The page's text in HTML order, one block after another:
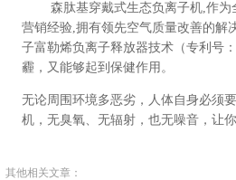
森肽基穿戴式生态负离子机,作为
营销经验,拥有领先空气质量改善的解
子富勒烯负离子释放器技术（专利号：
霾，又能够起到保健作用。
无论周围环境多恶劣，人体自身必须
机 ，无臭氧、无辐射，也无噪音，让
其他相关文章：